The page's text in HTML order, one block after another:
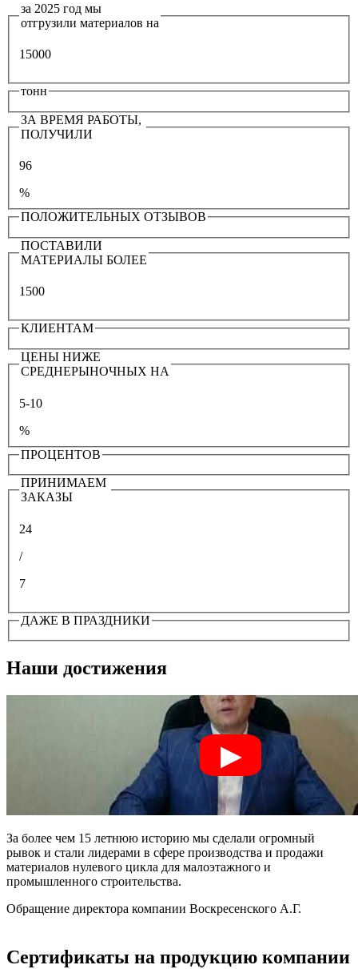
за 2025 год мы
отгрузили материалов на
15000
тонн
ЗА ВРЕМЯ РАБОТЫ,
ПОЛУЧИЛИ
96
%
ПОЛОЖИТЕЛЬНЫХ ОТЗЫВОВ
ПОСТАВИЛИ
МАТЕРИАЛЫ БОЛЕЕ
1500
КЛИЕНТАМ
ЦЕНЫ НИЖЕ
СРЕДНЕРЫНОЧНЫХ НА
5-10
%
ПРОЦЕНТОВ
ПРИНИМАЕМ
ЗАКАЗЫ
24
/
7
ДАЖЕ В ПРАЗДНИКИ
Наши достижения
За более чем 15 летнюю историю мы сделали огромный
рывок и стали лидерами в сфере производства и продажи
материалов нулевого цикла для малоэтажного и
промышленного строительства.
Обращение директора компании Воскресенского А.Г.
Сертификаты на продукцию компании